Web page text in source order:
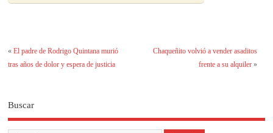
«El padre de Rodrigo Quintana murió
tras años de dolor y espera de justicia
Chaqueñito volvió a vender asaditos
frente a su alquiler»
Buscar